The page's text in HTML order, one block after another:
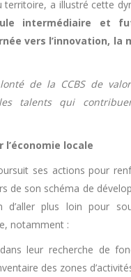
a illustré cette
intermédiaire et
vers l’innovation, la
de la CCBS de
les talents qui
locale
ses actions pour
de son schéma de
d’aller plus loin pour
notamment :
leur recherche de
des zones